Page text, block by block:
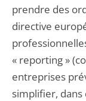
prendre des
directive
« reporting »
entreprises
simplifier, dans